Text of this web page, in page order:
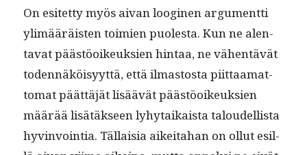
On esitet­ty myös aivan loogi­nen argu­ment­ti
ylimääräis­ten toimien puoles­ta. Kun ne alen­
ta­vat päästöoikeuk­sien hin­taa, ne vähen­tävät
toden­näköisyyt­tä, että ilmas­tos­ta piit­taa­mat­
tomat päät­täjät lisäävät päästöoikeuk­sien
määrää lisätäk­seen lyhy­taikaista taloudel­lista
hyv­in­voin­tia. Täl­laisia aikeita­han on ollut esil­